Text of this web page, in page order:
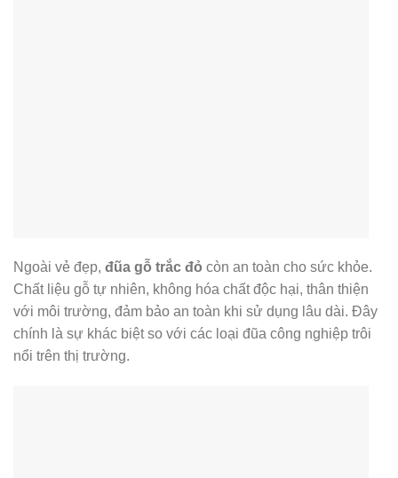
Ngoài vẻ đẹp, đũa gỗ trắc đỏ còn an toàn cho sức khỏe.
Chất liệu gỗ tự nhiên, không hóa chất độc hại, thân thiện
với môi trường, đảm bảo an toàn khi sử dụng lâu dài. Đây
chính là sự khác biệt so với các loại đũa công nghiệp trôi
nổi trên thị trường.